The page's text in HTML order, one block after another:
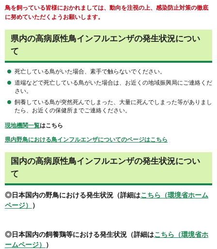
鳥を飼っている皆様におかれましては、動向を注視の上、感染防止対策の徹底
に努めていただくようお願いします。
県内の高病原性鳥インフルエンザの発生状況につい
て
死亡している鳥がいた場合、素手で触らないでください。
道端などで死亡している鳥がいた場合は、お近くの地域振興局にご連絡くだ
さい。
飼養している鳥が突然死んでしまった、大量に死んでしまった等がありまし
たら、お近くの保健所までご連絡ください。
現地機関一覧はこちら
県内野鳥における鳥インフルエンザについてのページはこちら
国内の高病原性鳥インフルエンザの発生状況につい
て
◎日本国内の野鳥における発生状況（詳細はこちら（環境省ホーム
ページ）
）
◎日本国内の飼養鶏等における発生状況（詳細はこちら（環境省ホ
ームページ）
）